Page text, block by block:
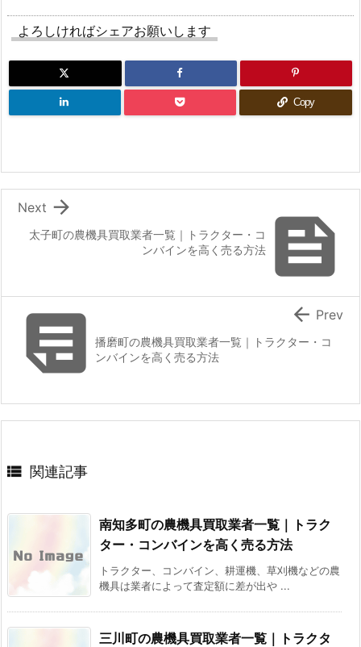
よろしければシェアお願いします
Copy

太子町の農機具買取業者一覧｜トラクター・コ
ンバインを高く売る方法

Next
播磨町の農機具買取業者一覧｜トラクター・コ
ンバインを高く売る方法
 Prev
 関連記事
南知多町の農機具買取業者一覧｜トラク
ター・コンバインを高く売る方法
トラクター、コンバイン、耕運機、草刈機などの農
機具は業者によって査定額に差が出や ...
三川町の農機具買取業者一覧｜トラクタ